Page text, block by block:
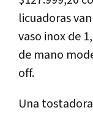
licuadoras
vaso inox de
de mano
off.
Una